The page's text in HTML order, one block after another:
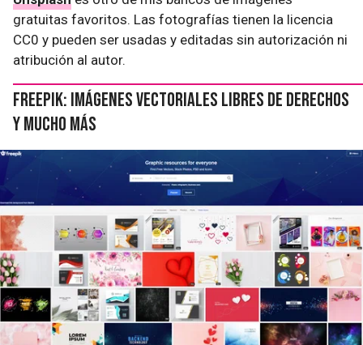
gratuitas favoritos. Las fotografías tienen la licencia
CC0 y pueden ser usadas y editadas sin autorización ni
atribución al autor.
Freepik: imágenes vectoriales libres de derechos
y mucho más